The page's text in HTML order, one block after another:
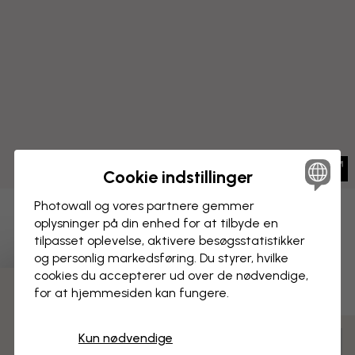
Kanin, Pink Blå
BILLEDE PÅ LÆRRED
Tilpas og bestil
Cookie indstillinger
Photowall og vores partnere gemmer
oplysninger på din enhed for at tilbyde en
tilpasset oplevelse, aktivere besøgs­statistikker
og personlig markedsføring. Du styrer, hvilke
cookies du accepterer ud over de nødvendige,
for at hjemmesiden kan fungere.
Kun nødvendige